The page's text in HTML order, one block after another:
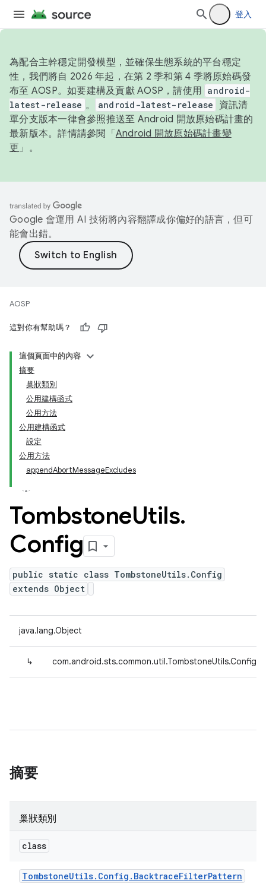
登入
為配合主幹穩定開發模型，並確保生態系統的平台穩定
性，我們將自 2026 年起，在第 2 季和第 4 季將原始碼發
布至 AOSP。如要建構及貢獻 AOSP，請使用 android-
latest-release 。 android-latest-release
資訊清
單分支版本一律會參照推送至 Android 開放原始碼計畫的
最新版本。詳情請參閱「 Android 開放原始碼計畫變
更 」。
Google 會運用 AI 技術將內容翻譯成你偏好的語言，但可
能會出錯。
AOSP
這對你有幫助嗎？
這個頁面中的內容
摘要
巢狀類別
公用建構函式
公用方法
公用建構函式
設定
公用方法
appendAbortMessageExcludes
TombstoneUtils.
Config
public static class TombstoneUtils.Config
extends Object
java.lang.Object
↳ com.android.sts.common.util.TombstoneUtils.Config
摘要
巢狀類別
class
TombstoneUtils. Config . BacktraceFilterPattern